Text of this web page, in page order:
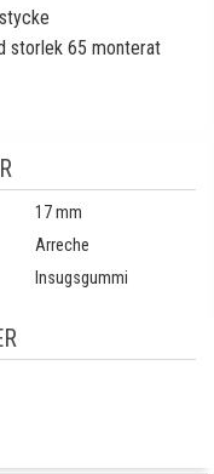
storlek 65 monterat
17 mm
Arreche
Insugsgummi